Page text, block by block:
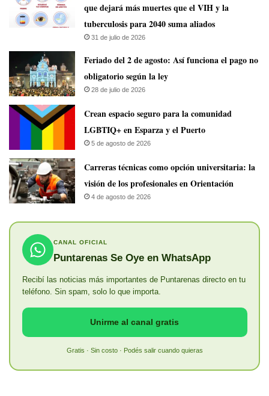
que dejará más muertes que el VIH y la
tuberculosis para 2040 suma aliados
31 de julio de 2026
Feriado del 2 de agosto: Así funciona el pago no
obligatorio según la ley
28 de julio de 2026
Crean espacio seguro para la comunidad
LGBTIQ+ en Esparza y el Puerto
5 de agosto de 2026
Carreras técnicas como opción universitaria: la
visión de los profesionales en Orientación
4 de agosto de 2026
CANAL OFICIAL
Puntarenas Se Oye en WhatsApp
Recibí las noticias más importantes de Puntarenas directo en tu
teléfono. Sin spam, solo lo que importa.
Unirme al canal gratis
Gratis · Sin costo · Podés salir cuando quieras